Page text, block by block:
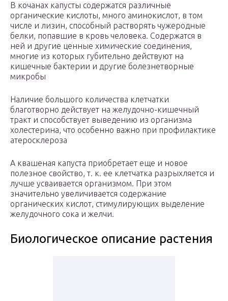
В кочанах капусты содержатся различные
органические кислоты, много аминокислот, в том
числе и лизин, способный растворять чужеродные
белки, попавшие в кровь человека. Содержатся в
ней и другие ценные химические соединения,
многие из которых губительно действуют на
кишечные бактерии и другие болезнетворные
микробы
Наличие большого количества клетчатки
благотворно действует на желудочно-кишечный
тракт и способствует выведению из организма
холестерина, что особенно важно при профилактике
атеросклероза
А квашеная капуста приобретает еще и новое
полезное свойство, т. к. ее клетчатка разрыхляется и
лучше усваивается организмом. При этом
значительно увеличивается содержание
органических кислот, стимулирующих выделение
желудочного сока и желчи.
Биологическое описание растения